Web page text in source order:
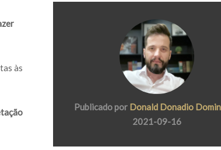
às
Publicado por Donald Donadio
2021-09-16